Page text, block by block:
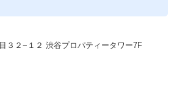
３２−１２ 渋谷プロパティータワー7F